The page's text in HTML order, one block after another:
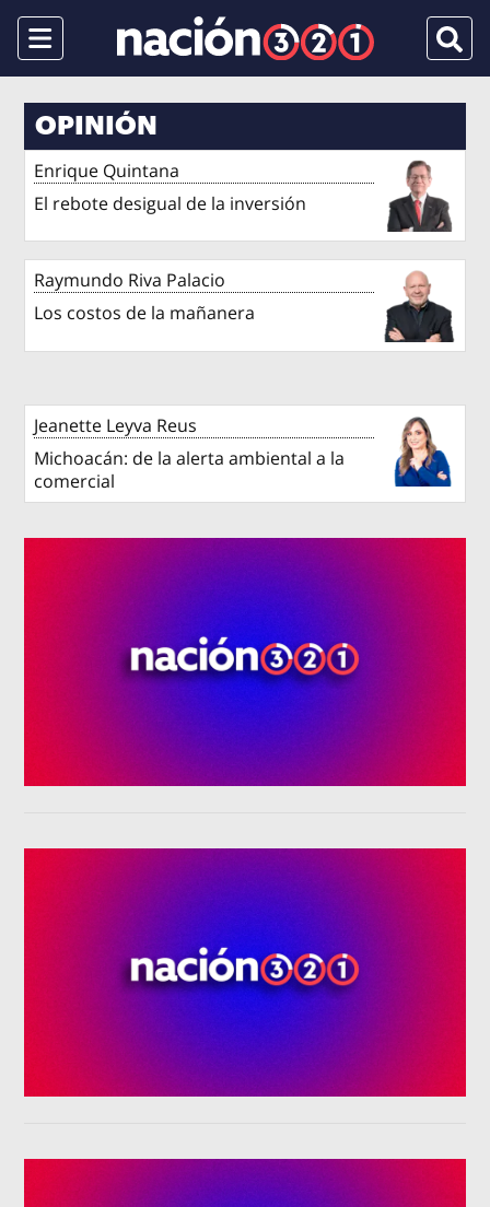
Menu
OPINIÓN
Enrique Quintana
El rebote desigual de la inversión
Raymundo Riva Palacio
Los costos de la mañanera
Jeanette Leyva Reus
Michoacán: de la alerta ambiental a la
comercial